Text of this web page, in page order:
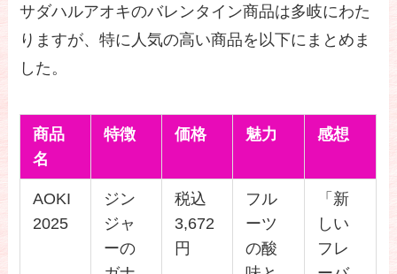
サダハルアオキのバレンタイン商品は多岐にわた
りますが、特に人気の高い商品を以下にまとめま
した。
商品
名
特徴 価格 魅力 感想
AOKI
2025
ジン
ジャ
ーの
税込
3,672
円
フル
ーツ
の酸
「新
しい
フレ